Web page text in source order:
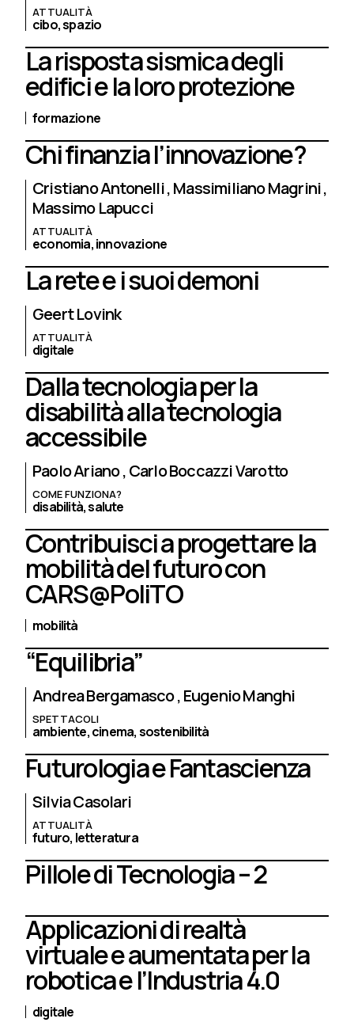
ATTUALITÀ
cibo,spazio
La risposta sismica degli
edifici e la loro protezione
formazione
Chi finanzia l’innovazione?
Cristiano Antonelli Massimiliano Magrini
Massimo Lapucci
ATTUALITÀ
economia,innovazione
La rete e i suoi demoni
Geert Lovink
ATTUALITÀ
digitale
Dalla tecnologia per la
disabilità alla tecnologia
accessibile
Paolo Ariano Carlo Boccazzi Varotto
COME FUNZIONA?
disabilità,salute
Contribuisci a progettare la
mobilità del futuro con
CARS@PoliTO
mobilità
“Equilibria”
Andrea Bergamasco Eugenio Manghi
SPETTACOLI
ambiente,cinema,sostenibilità
Futurologia e Fantascienza
Silvia Casolari
ATTUALITÀ
futuro, letteratura
Pillole di Tecnologia – 2
Applicazioni di realtà
virtuale e aumentata per la
robotica e l’Industria 4.0
digitale